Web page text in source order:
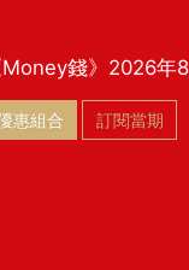
Money錢》2026年
惠組合 訂閱當期